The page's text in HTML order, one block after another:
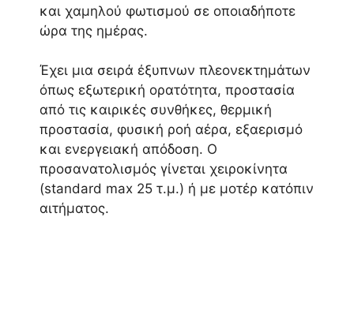
και χαμηλού φωτισμού σε οποιαδήποτε
ώρα της ημέρας.
Έχει μια σειρά έξυπνων πλεονεκτημάτων
όπως εξωτερική ορατότητα, προστασία
από τις καιρικές συνθήκες, θερμική
προστασία, φυσική ροή αέρα, εξαερισμό
και ενεργειακή απόδοση. Ο
προσανατολισμός γίνεται χειροκίνητα
(standard max 25 τ.μ.) ή με μοτέρ κατόπιν
αιτήματος.